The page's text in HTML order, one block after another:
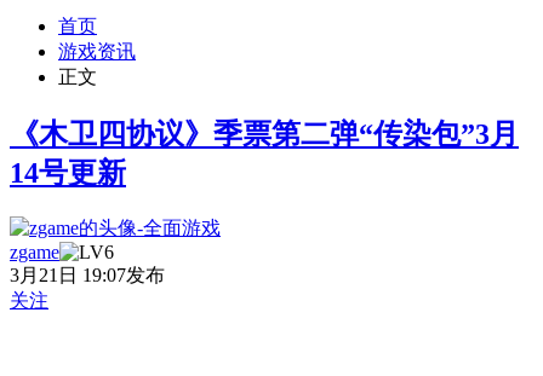
首页
游戏资讯
正文
《木卫四协议》季票第二弹“传染包”3月
14号更新
zgame
3月21日 19:07发布
关注